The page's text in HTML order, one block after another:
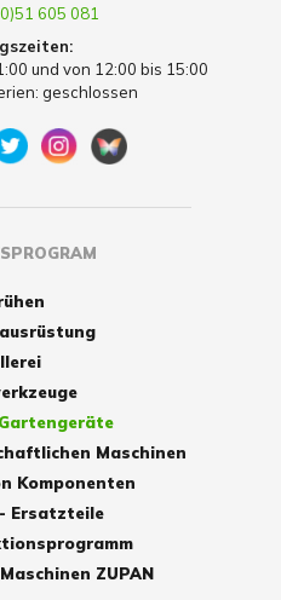
605 081
und von 12:00 bis 15:00
geschlossen
Maschinen
Komponenten
Ersatzteile
ZUPAN